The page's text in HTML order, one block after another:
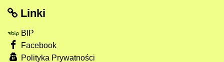
Linki
BIP
Facebook
Polityka Prywatności